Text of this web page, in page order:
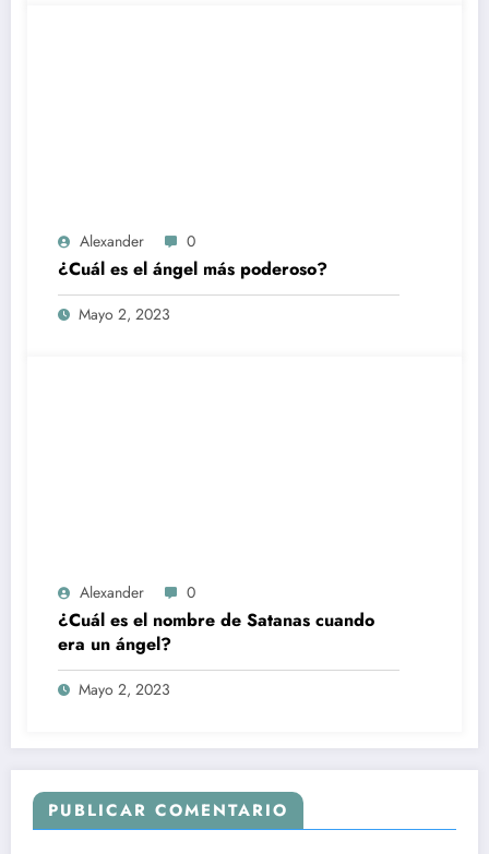
Alexander 0
¿Cuál es el ángel más poderoso?
Mayo 2, 2023
Alexander 0
¿Cuál es el nombre de Satanas cuando
era un ángel?
Mayo 2, 2023
PUBLICAR COMENTARIO